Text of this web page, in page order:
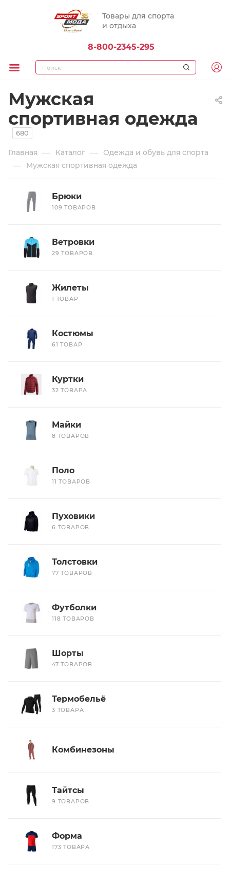
Товары для спорта
и отдыха
8-800-2345-295
Мужская
спортивная одежда
680
Главная — Каталог — Одежда и обувь для спорта
— Мужская спортивная одежда
Брюки
109 ТОВАРОВ
Ветровки
29 ТОВАРОВ
Жилеты
1 ТОВАР
Костюмы
61 ТОВАР
Куртки
32 ТОВАРА
Майки
8 ТОВАРОВ
Поло
11 ТОВАРОВ
Пуховики
6 ТОВАРОВ
Толстовки
77 ТОВАРОВ
Футболки
118 ТОВАРОВ
Шорты
47 ТОВАРОВ
Термобельё
3 ТОВАРА
Комбинезоны
Тайтсы
9 ТОВАРОВ
Форма
173 ТОВАРА